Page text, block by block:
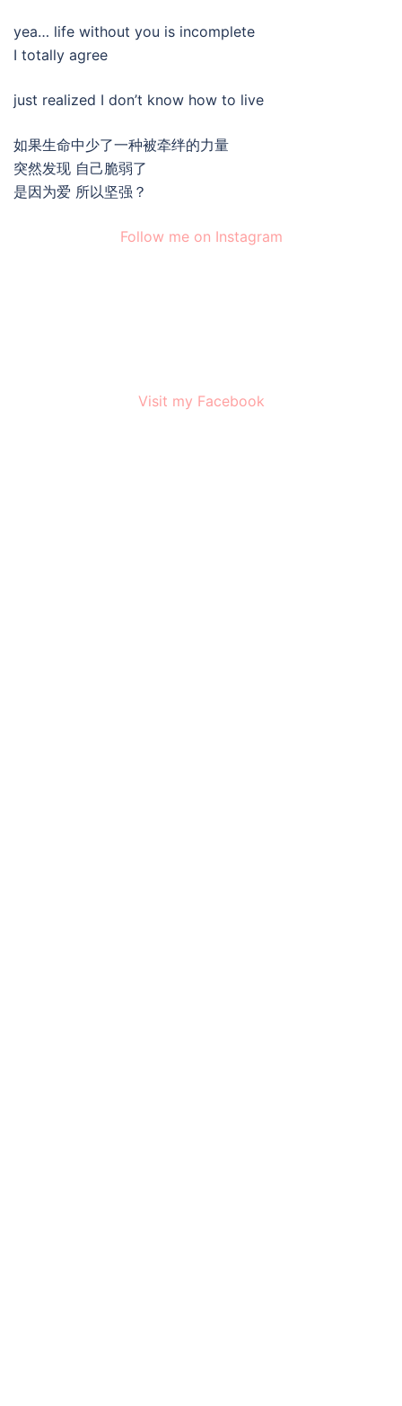
yea… life without you is incomplete
I totally agree
just realized I don’t know how to live
如果生命中少了一种被牵绊的力量
突然发现 自己脆弱了
是因为爱 所以坚强？
Follow me on Instagram
Visit my Facebook